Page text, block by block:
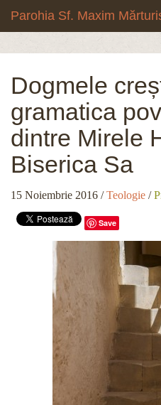
Parohia Sf. Maxim
Noua biserică
Botezuri & Cununii
Teologie & Cuvinte
Fotografii
Preotul paroh
Despre noi
Dogmele
gramatica
dintre Mirele
Biserica Sa
15 Noiembrie 2016 /Teologie /
Save